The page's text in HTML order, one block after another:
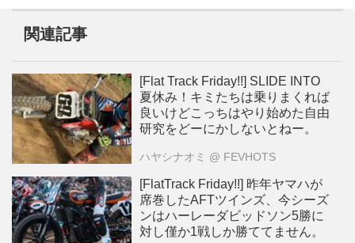
関連記事
[Flat Track Friday!!] SLIDE INTO
夏休み！キミたちは乗りまくれば
良いけどこっちはやり始めた自由
研究をどーにかしないとねー。
ハヤシナオミ @ FEVHOTS
[FlatTrack Friday!!] 昨年ヤマハが
席巻したAFTツインズ、今シーズ
ンはハーレーダビッドソン5勝に
対し僅か1戦しか勝ててません。